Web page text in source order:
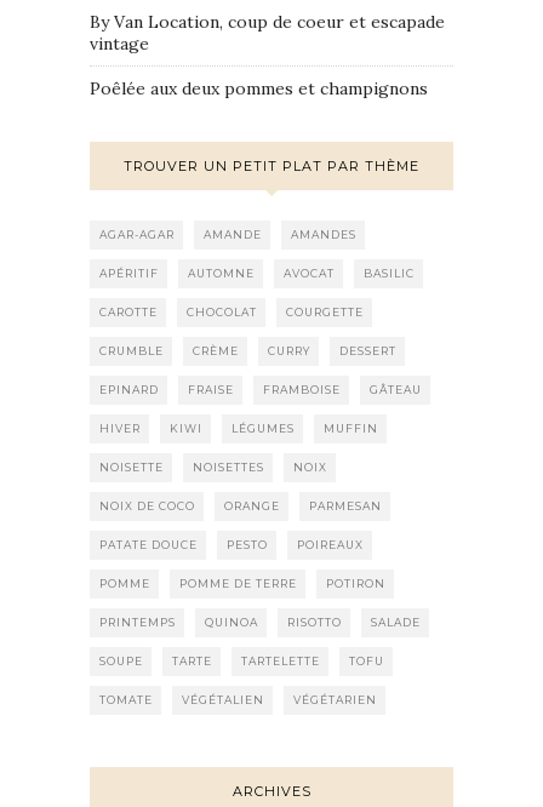
By Van Location, coup de coeur et escapade
vintage
Poêlée aux deux pommes et champignons
TROUVER UN PETIT PLAT PAR THÈME
AGAR-AGAR AMANDE AMANDES
APÉRITIF AUTOMNE AVOCAT BASILIC
CAROTTE CHOCOLAT COURGETTE
CRUMBLE CRÈME CURRY DESSERT
EPINARD FRAISE FRAMBOISE GÂTEAU
HIVER KIWI LÉGUMES MUFFIN
NOISETTE NOISETTES NOIX
NOIX DE COCO ORANGE PARMESAN
PATATE DOUCE PESTO POIREAUX
POMME POMME DE TERRE POTIRON
PRINTEMPS QUINOA RISOTTO SALADE
SOUPE TARTE TARTELETTE TOFU
TOMATE VÉGÉTALIEN VÉGÉTARIEN
ARCHIVES